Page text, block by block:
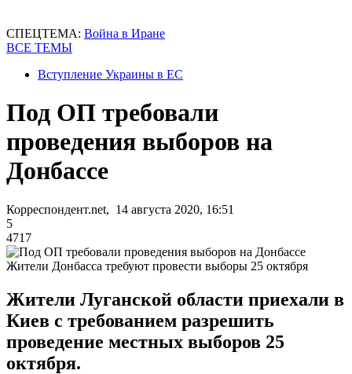
СПЕЦТЕМА: Война в Иране
ВСЕ ТЕМЫ
Вступление Украины в ЕС
Под ОП требовали
проведения выборов на
Донбассе
Корреспондент.net, 14 августа 2020, 16:51
5
4717
Жители Донбасса требуют провести выборы 25 октября
Жители Луганской области приехали в
Киев с требованием разрешить
проведение местных выборов 25
октября.